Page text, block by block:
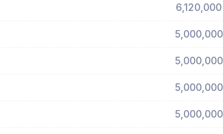
6,120,000
5,000,000
5,000,000
5,000,000
5,000,000